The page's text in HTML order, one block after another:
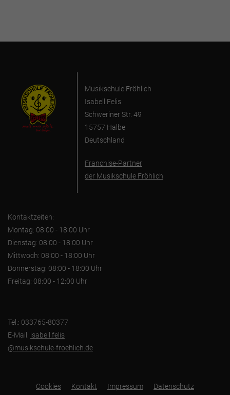
Musikschule Fröhlich
Isabell Felis
Schweriner Str. 49
15757 Halbe
Deutschland
Franchise-Partner
der Musikschule Fröhlich
Kontaktzeiten:
Montag: 08:00 - 18:00 Uhr
Dienstag: 08:00 - 18:00 Uhr
Mittwoch: 08:00 - 18:00 Uhr
Donnerstag: 08:00 - 18:00 Uhr
Freitag: 08:00 - 12:00 Uhr
Tel.: 033765-80377
E-Mail: isabell.felis
@musikschule-froehlich.de
Cookies Kontakt Impressum
Datenschutz